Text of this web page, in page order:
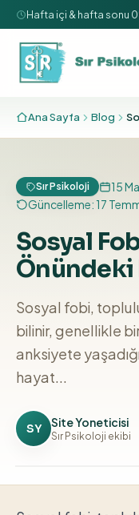
İçeriğe geç
Hafta içi & hafta sonu
Ana Sayfa Blog
Sır Psikoloji 15
Güncelleme:17
Sosyal
Önündeki
Sosyal fobi,
bilinir, genellikle
anksiyete
hayat...
SY Site Yoneticisi
Sır Psikoloji ekibi